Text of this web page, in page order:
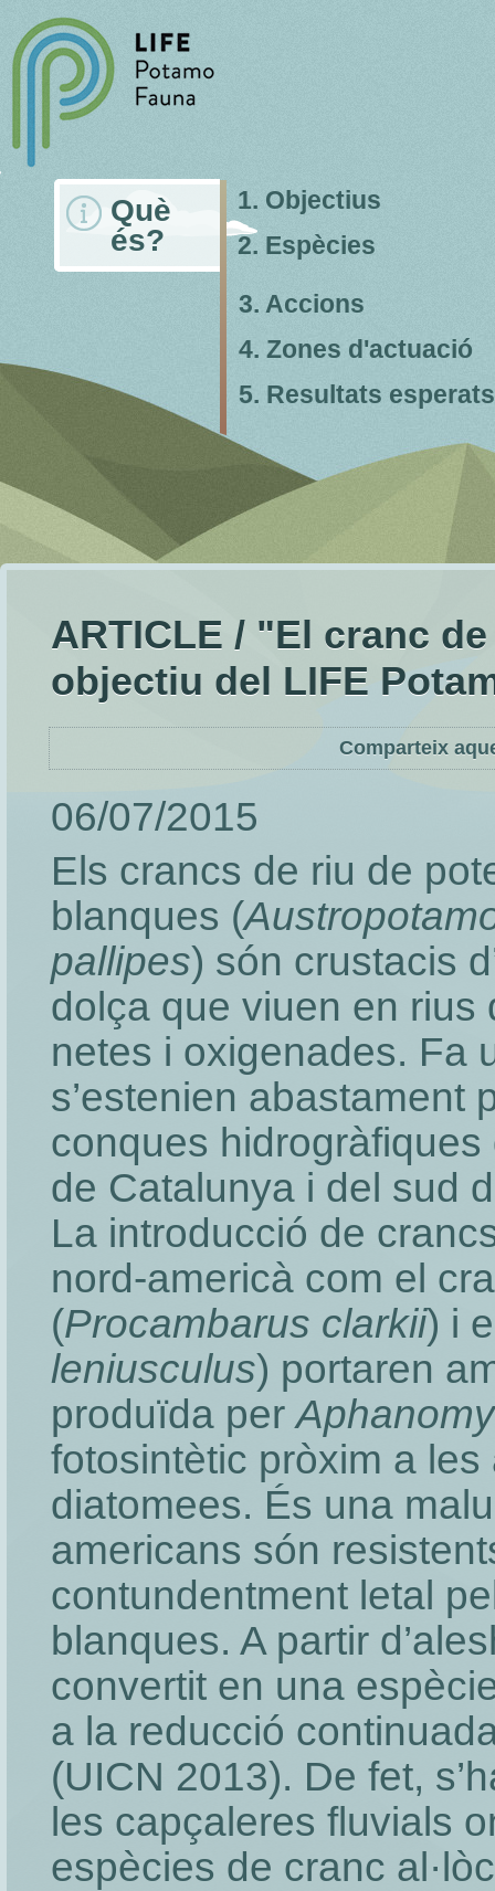
Què
és?
1. Objectius
2. Espècies
3. Accions
4. Zones d'actuació
5. Resultats esperats
ARTICLE / "El cranc
objectiu del LIFE
Comparteix
06/07/2015
Els crancs de riu de
blanques (
pallipes) són crustacis
dolça que viuen en rius
netes i oxigenades. Fa
s’estenien abastament
conques hidrogràfiques
de Catalunya i del sud
La introducció de
nord-americà com el
(Procambarus clarkii) i
leniusculus) portaren
produïda per
fotosintètic pròxim a
diatomees. És una
americans són
contundentment letal
blanques. A partir
convertit en una
a la reducció
(UICN 2013). De fet,
les capçaleres fluvials
espècies de cranc